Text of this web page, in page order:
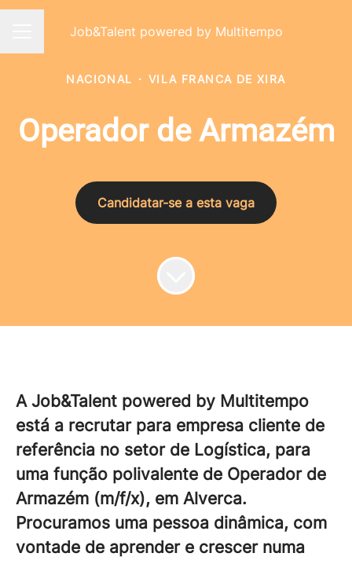
Menu de carreiras
Job&Talent powered by Multitempo
NACIONAL · VILA FRANCA DE XIRA
Operador de Armazém
Candidatar-se a esta vaga
A Job&Talent powered by Multitempo
está a recrutar para empresa cliente de
referência no setor de Logística, para
uma função polivalente de Operador de
Armazém (m/f/x), em Alverca.
Procuramos uma pessoa dinâmica, com
vontade de aprender e crescer numa